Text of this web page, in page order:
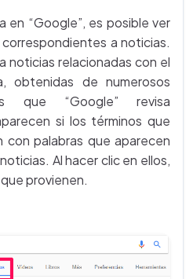
en “Google”, es posible ver
a noticias.
noticias relacionadas con el
obtenidas de numerosos
que “Google” revisa
si los términos que
con palabras que aparecen
Al hacer clic en ellos,
provienen.